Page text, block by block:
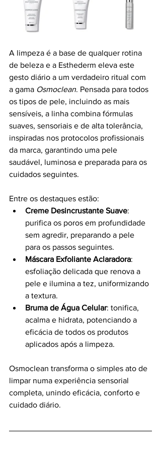
A limpeza é a base de qualquer rotina
de beleza e a Esthederm eleva este
gesto diário a um verdadeiro ritual com
a gama Osmoclean. Pensada para todos
os tipos de pele, incluindo as mais
sensíveis, a linha combina fórmulas
suaves, sensoriais e de alta tolerância,
inspiradas nos protocolos profissionais
da marca, garantindo uma pele
saudável, luminosa e preparada para os
cuidados seguintes.
Entre os destaques estão:
Creme Desincrustante Suave:
purifica os poros em profundidade
sem agredir, preparando a pele
para os passos seguintes.
Máscara Exfoliante Aclaradora:
esfoliação delicada que renova a
pele e ilumina a tez, uniformizando
a textura.
Bruma de Água Celular: tonifica,
acalma e hidrata, potenciando a
eficácia de todos os produtos
aplicados após a limpeza.
Osmoclean transforma o simples ato de
limpar numa experiência sensorial
completa, unindo eficácia, conforto e
cuidado diário.